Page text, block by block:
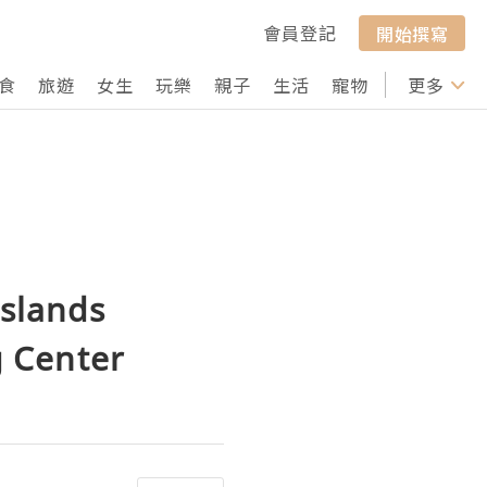
會員登記
開始撰寫
旅遊 女生 玩樂 親子 生活 寵物 行山 打卡
更多
Center